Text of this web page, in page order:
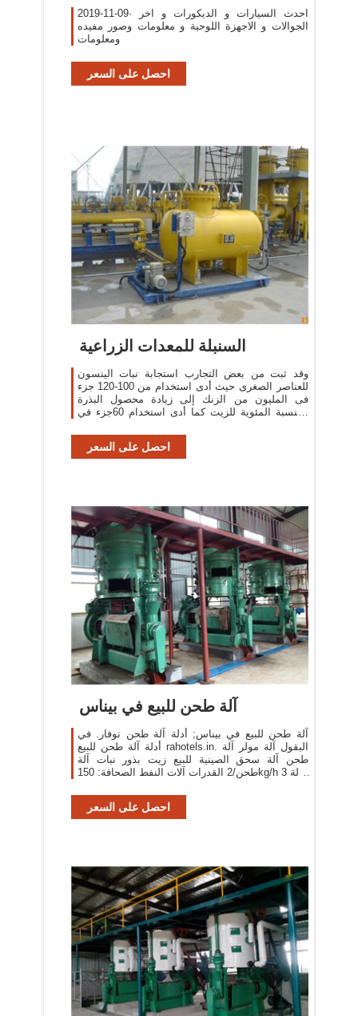
2019-11-09· احدث السيارات و الديكورات و اخر
الجوالات و الاجهزة اللوحية و معلومات وصور مفيده
ومعلومات
احصل على السعر
السنبلة للمعدات الزراعية
وقد ثبت من بعض التجارب استجابة نبات الينسون
للعناصر الصغرى حيث أدى استخدام من 100-120 جزء
فى المليون من الزنك إلى زيادة محصول البذرة
والنسبة المئوية للزيت كما أدى استخدام 60جزء في
احصل على السعر
آلة طحن للبيع في بيناس
آلة طحن للبيع في بيناس; أدلة آلة طحن نوفار. في
أدلة آلة طحن للبيع rahotels.in. البقول آلة مولر آلة
طحن آلة سحق الصينية للبيع زيت بذور نبات آلة
طحن/2 القدرات آلات النفط الصحافة: 150kg/h 3 حالة
احصل على السعر